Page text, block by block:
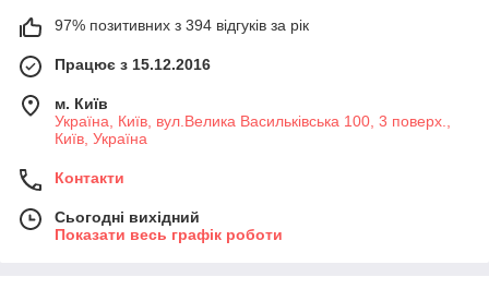
97% позитивних з 394 відгуків за рік
Працює з 15.12.2016
м. Київ
Україна, Київ, вул.Велика Васильківська 100, 3 поверх.,
Київ, Україна
Контакти
Сьогодні вихідний
Показати весь графік роботи